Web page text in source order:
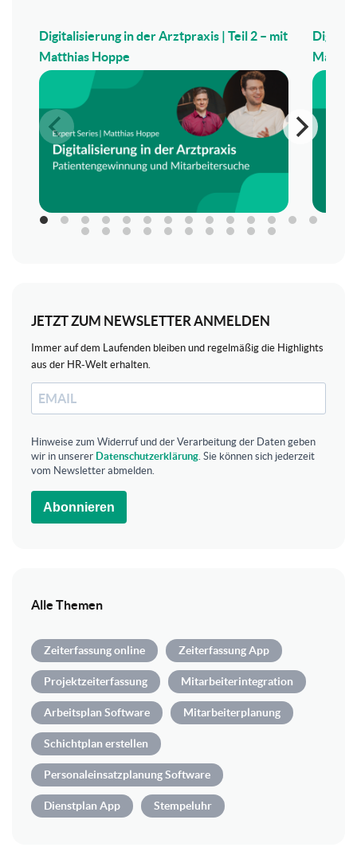
Digitalisierung in der Arztpraxis | Teil 2 – mit
Matthias Hoppe
JETZT ZUM NEWSLETTER ANMELDEN
Immer auf dem Laufenden bleiben und regelmäßig die Highlights
aus der HR-Welt erhalten.
Hinweise zum Widerruf und der Verarbeitung der Daten geben
wir in unserer Datenschutzerklärung . Sie können sich jederzeit
vom Newsletter abmelden.
Abonnieren
Alle Themen
Zeiterfassung online Zeiterfassung App
Projektzeiterfassung Mitarbeiterintegration
Arbeitsplan Software Mitarbeiterplanung
Schichtplan erstellen
Personaleinsatzplanung Software
Dienstplan App Stempeluhr